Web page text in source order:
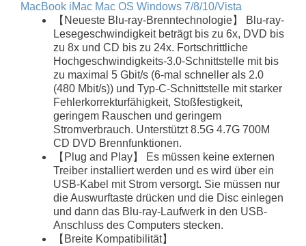
MacBook iMac Mac OS Windows 7/8/10/Vista
【Neueste Blu-ray-Brenntechnologie】 Blu-ray-
Lesegeschwindigkeit beträgt bis zu 6x, DVD bis
zu 8x und CD bis zu 24x. Fortschrittliche
Hochgeschwindigkeits-3.0-Schnittstelle mit bis
zu maximal 5 Gbit/s (6-mal schneller als 2.0
(480 Mbit/s)) und Typ-C-Schnittstelle mit starker
Fehlerkorrekturfähigkeit, Stoßfestigkeit,
geringem Rauschen und geringem
Stromverbrauch. Unterstützt 8.5G 4.7G 700M
CD DVD Brennfunktionen.
【Plug and Play】 Es müssen keine externen
Treiber installiert werden und es wird über ein
USB-Kabel mit Strom versorgt. Sie müssen nur
die Auswurftaste drücken und die Disc einlegen
und dann das Blu-ray-Laufwerk in den USB-
Anschluss des Computers stecken.
【Breite Kompatibilität】